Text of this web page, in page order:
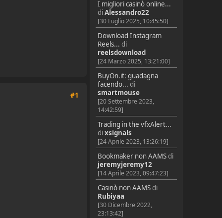
I migliori casinò online...
diAlessandro22
[30 Luglio 2025, 10:45:50]
Download Instagram
Reels... di
reelsdownload
[24 Marzo 2025, 13:21:00]
BuyOn.it: guadagna
facendo... di
smartmouse
[20 Settembre 2023,
14:42:59]
Trading in the vfxAlert...
dixsignals
[24 Aprile 2023, 13:26:19]
Bookmaker non AAMSdi
jeremyjeremy12
[14 Aprile 2023, 09:47:23]
Casinò non AAMSdi
Rubiyaa
[30 Dicembre 2022,
23:13:42]
#1